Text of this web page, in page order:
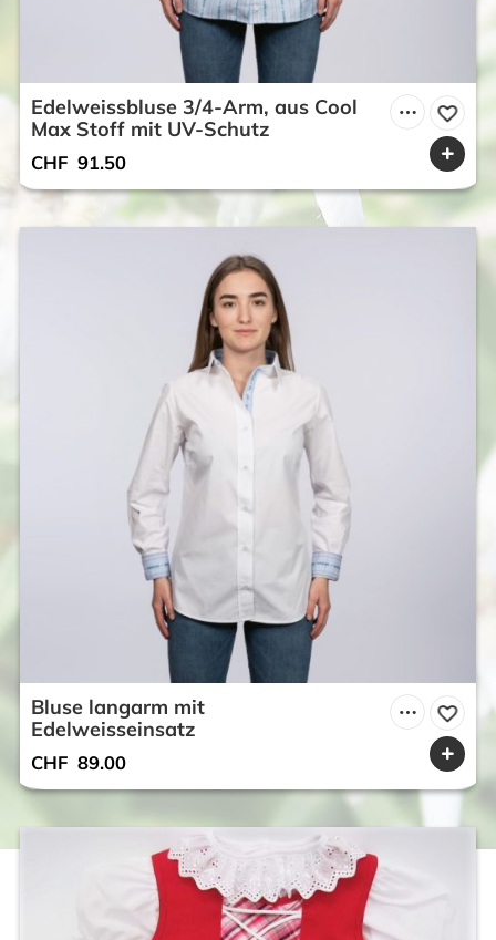
Edelweissbluse 3/4-Arm, aus Cool
Max Stoff mit UV-Schutz
CHF 91.50
Bluse langarm mit
Edelweisseinsatz
CHF 89.00